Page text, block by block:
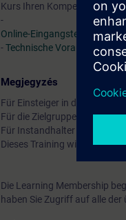
Kurs Ihren Kompetenzen
-
Online-Eingangstest
-Technische
Megjegyzés
Für Einsteiger in die
Für die Zielgruppe
Für Instandhalter ohne
Dieses Training wird auf
Die Learning Membership
haben Sie Zugriff auf alle